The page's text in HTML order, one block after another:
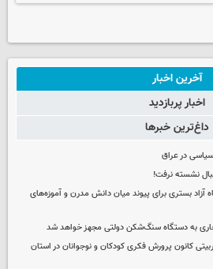
آخرین اخبار
اخبار پربازدید
داغ‌ترین خبرها
در عراق
نشسته نرفت!
آزاد بستری برای پیوند میان دانش مدرن و آموزه‌های
جاری به دستگاه سنگ‌شکن دولتی مجهز خواهد شد
کانون پرورش فکری کودکان و نوجوانان در استان